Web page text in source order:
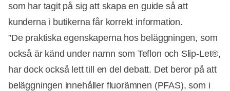
som har tagit på sig att skapa en guide så att
kunderna i butikerna får korrekt information.
”De praktiska egenskaperna hos beläggningen, som
också är känd under namn som Teflon och Slip-Let®,
har dock också lett till en del debatt. Det beror på att
beläggningen innehåller fluorämnen (PFAS), som i